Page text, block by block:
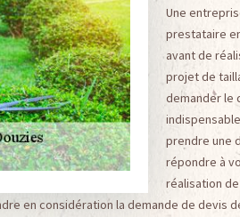
Une
prestataire
avant de
projet de
demander le
prendre une
répondre à
réalisation
en considération la demande de devis